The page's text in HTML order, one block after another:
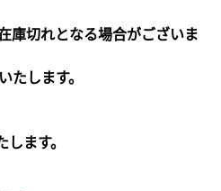
庫切れとなる場合がございま
たします。
ます。